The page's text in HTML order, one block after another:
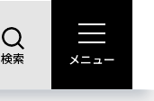
検索 メニュー